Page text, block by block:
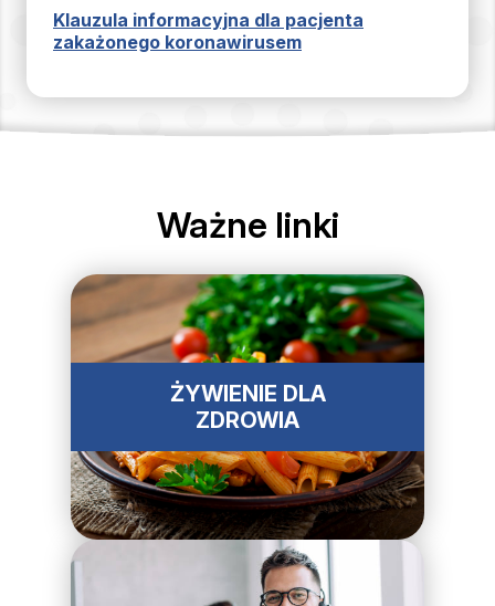
Klauzula informacyjna dla pacjenta
zakażonego koronawirusem
Ważne linki
ŻYWIENIE DLA
ZDROWIA